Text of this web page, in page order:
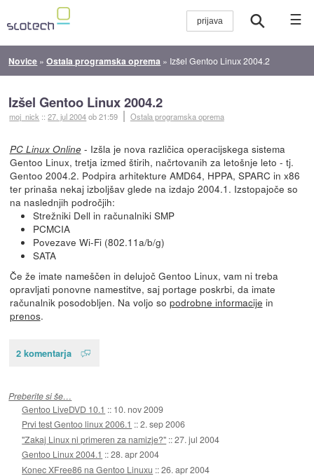
☰
Novice »Ostala programska oprema » Izšel Gentoo Linux 2004.2
Izšel Gentoo Linux 2004.2
moj_nick ::27. jul 2004ob 21:59 Ostala programska oprema
PC Linux Online- Izšla je nova različica operacijskega sistema
Gentoo Linux, tretja izmed štirih, načrtovanih za letošnje leto - tj.
Gentoo 2004.2. Podpira arhitekture AMD64, HPPA, SPARC in x86
ter prinaša nekaj izboljšav glede na izdajo 2004.1. Izstopajoče so
na naslednjih področjih:
Strežniki Dell in računalniki SMP
PCMCIA
Povezave Wi-Fi (802.11a/b/g)
SATA
Če že imate nameščen in delujoč Gentoo Linux, vam ni treba
opravljati ponovne namestitve, saj portage poskrbi, da imate
računalnik posodobljen. Na voljo so podrobne informacije in
prenos.
2 komentarja
Preberite si še…
Gentoo LiveDVD 10.1 :: 10. nov 2009
Prvi test Gentoo linux 2006.1 ::2. sep 2006
"Zakaj Linux ni primeren za namizje?" ::27. jul 2004
Gentoo Linux 2004.1 ::28. apr 2004
Konec XFree86 na Gentoo Linuxu ::26. apr 2004